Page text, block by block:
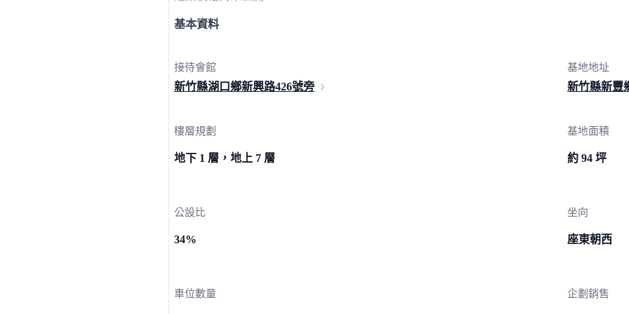
基本資料
接待會館
新竹縣湖口鄉新興路426號旁
基地地址
新竹縣新豐
樓層規劃
地下 1 層，地上 7 層
基地面積
約 94 坪
公設比
34%
坐向
座東朝西
車位數量 企劃銷售